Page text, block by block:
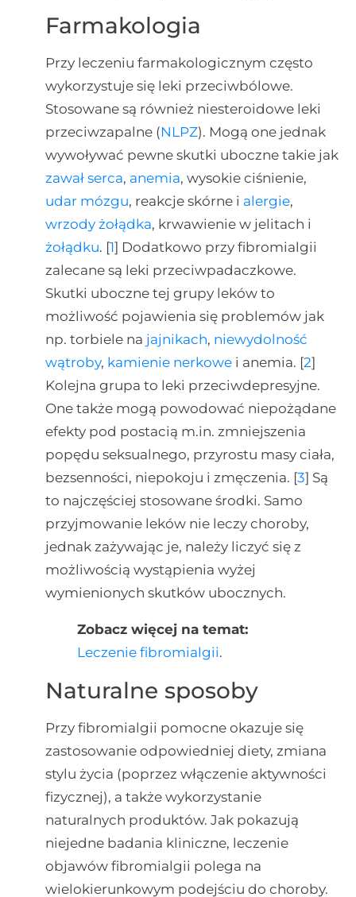
Farmakologia
Przy leczeniu farmakologicznym często
wykorzystuje się leki przeciwbólowe.
Stosowane są również niesteroidowe leki
przeciwzapalne (NLPZ). Mogą one jednak
wywoływać pewne skutki uboczne takie jak
zawał serca, anemia, wysokie ciśnienie,
udar mózgu, reakcje skórne i alergie,
wrzody żołądka, krwawienie w jelitach i
żołądku. [1] Dodatkowo przy fibromialgii
zalecane są leki przeciwpadaczkowe.
Skutki uboczne tej grupy leków to
możliwość pojawienia się problemów jak
np. torbiele na jajnikach, niewydolność
wątroby, kamienie nerkowei anemia. [2]
Kolejna grupa to leki przeciwdepresyjne.
One także mogą powodować niepożądane
efekty pod postacią m.in. zmniejszenia
popędu seksualnego, przyrostu masy ciała,
bezsenności, niepokoju i zmęczenia. [3] Są
to najczęściej stosowane środki. Samo
przyjmowanie leków nie leczy choroby,
jednak zażywając je, należy liczyć się z
możliwością wystąpienia wyżej
wymienionych skutków ubocznych.
Zobacz więcej na temat:
Leczenie fibromialgii.
Naturalne sposoby
Przy fibromialgii pomocne okazuje się
zastosowanie odpowiedniej diety, zmiana
stylu życia (poprzez włączenie aktywności
fizycznej), a także wykorzystanie
naturalnych produktów. Jak pokazują
niejedne badania kliniczne, leczenie
objawów fibromialgii polega na
wielokierunkowym podejściu do choroby.